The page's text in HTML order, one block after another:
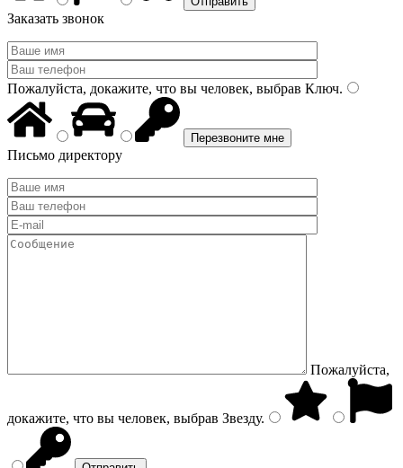
Заказать звонок
Пожалуйста, докажите, что вы человек, выбрав Ключ.
Письмо директору
Пожалуйста,
докажите, что вы человек, выбрав Звезду.